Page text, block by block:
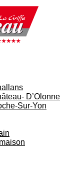
D’Olonne
Sur-Yon